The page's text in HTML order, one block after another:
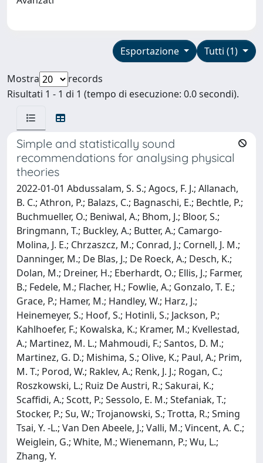
Tutti (1)
Esportazione
Mostra
records
Risultati 1 - 1 di 1 (tempo di esecuzione: 0.0 secondi).
Simple and statistically sound
recommendations for analysing physical
theories
2022-01-01 Abdussalam, S. S.; Agocs, F. J.; Allanach,
B. C.; Athron, P.; Balazs, C.; Bagnaschi, E.; Bechtle, P.;
Buchmueller, O.; Beniwal, A.; Bhom, J.; Bloor, S.;
Bringmann, T.; Buckley, A.; Butter, A.; Camargo-
Molina, J. E.; Chrzaszcz, M.; Conrad, J.; Cornell, J. M.;
Danninger, M.; De Blas, J.; De Roeck, A.; Desch, K.;
Dolan, M.; Dreiner, H.; Eberhardt, O.; Ellis, J.; Farmer,
B.; Fedele, M.; Flacher, H.; Fowlie, A.; Gonzalo, T. E.;
Grace, P.; Hamer, M.; Handley, W.; Harz, J.;
Heinemeyer, S.; Hoof, S.; Hotinli, S.; Jackson, P.;
Kahlhoefer, F.; Kowalska, K.; Kramer, M.; Kvellestad,
A.; Martinez, M. L.; Mahmoudi, F.; Santos, D. M.;
Martinez, G. D.; Mishima, S.; Olive, K.; Paul, A.; Prim,
M. T.; Porod, W.; Raklev, A.; Renk, J. J.; Rogan, C.;
Roszkowski, L.; Ruiz De Austri, R.; Sakurai, K.;
Scaffidi, A.; Scott, P.; Sessolo, E. M.; Stefaniak, T.;
Stocker, P.; Su, W.; Trojanowski, S.; Trotta, R.; Sming
Tsai, Y. -L.; Van Den Abeele, J.; Valli, M.; Vincent, A. C.;
Weiglein, G.; White, M.; Wienemann, P.; Wu, L.;
Zhang, Y.